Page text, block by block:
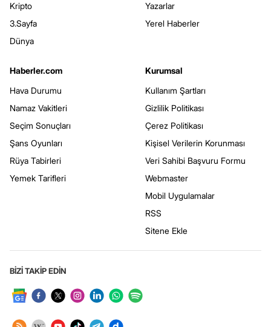
Kripto
3.Sayfa
Dünya
Yazarlar
Yerel Haberler
Haberler.com
Hava Durumu
Namaz Vakitleri
Seçim Sonuçları
Şans Oyunları
Rüya Tabirleri
Yemek Tarifleri
Kurumsal
Kullanım Şartları
Gizlilik Politikası
Çerez Politikası
Kişisel Verilerin Korunması
Veri Sahibi Başvuru Formu
Webmaster
Mobil Uygulamalar
RSS
Sitene Ekle
BİZİ TAKİP EDİN